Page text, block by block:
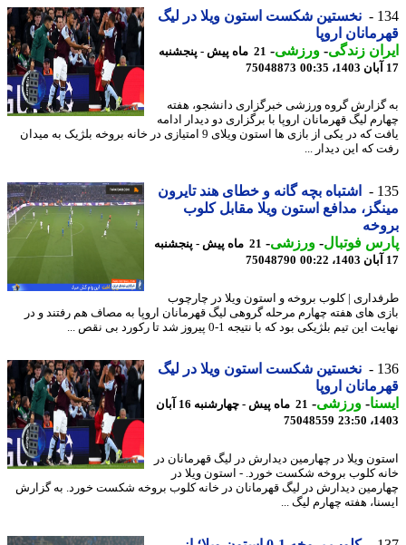
نخستین شکست استون ویلا در لیگ
اروپا
زندگی-ورزشی-
21 ماه پیش - پنجشنبه
75048873
گروه ورزشی خبرگزاری دانشجو، هفته
لیگ قهرمانان اروپا با برگزاری دو دیدار ادامه
یافت که در یکی از بازی ها استون ویلای 9 امتیازی در خانه بروخه بلژیک به میدان
که این دیدار ...
اشتباه بچه گانه و خطای هند تایرون
مدافع استون ویلا مقابل کلوب
فوتبال-ورزشی-
21 ماه پیش - پنجشنبه
75048790
| کلوب بروخه و استون ویلا در چارچوب
های هفته چهارم مرحله گروهی لیگ قهرمانان اروپا به مصاف هم رفتند و در
تیم بلژیکی بود که با نتیجه 1-0 پیروز شد تا رکورد بی نقص ...
نخستین شکست استون ویلا در لیگ
اروپا
-ورزشی-
21 ماه پیش - چهارشنبه 16 آبان
75048559
ویلا در چهارمین دیدارش در لیگ قهرمانان در
کلوب بروخه شکست خورد. - استون ویلا در
دیدارش در لیگ قهرمانان در خانه کلوب بروخه شکست خورد. به گزارش
هفته چهارم لیگ ...